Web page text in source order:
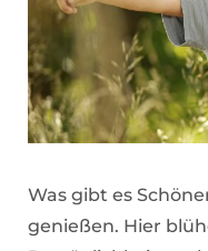
Was gibt es
genießen. Hier